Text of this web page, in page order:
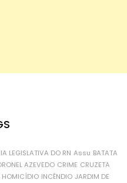
LEGISLATIVA DO RN Assu BATATA
AZEVEDO CRIME CRUZETA
HOMICÍDIO INCÊNDIO JARDIM DE